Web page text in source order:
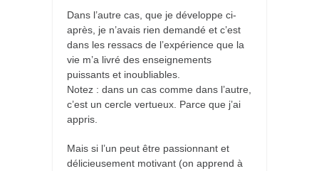
Dans l’autre cas, que je développe ci-
après, je n’avais rien demandé et c’est
dans les ressacs de l’expérience que la
vie m’a livré des enseignements
puissants et inoubliables.
Notez : dans un cas comme dans l’autre,
c’est un cercle vertueux. Parce que j’ai
appris.
Mais si l’un peut être passionnant et
délicieusement motivant (on apprend à